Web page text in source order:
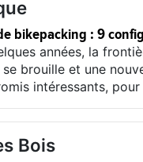
bikepacking : 9
années, la
brouille et une
intéressants,
Bois